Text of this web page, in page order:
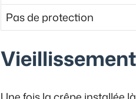
Pas de protection